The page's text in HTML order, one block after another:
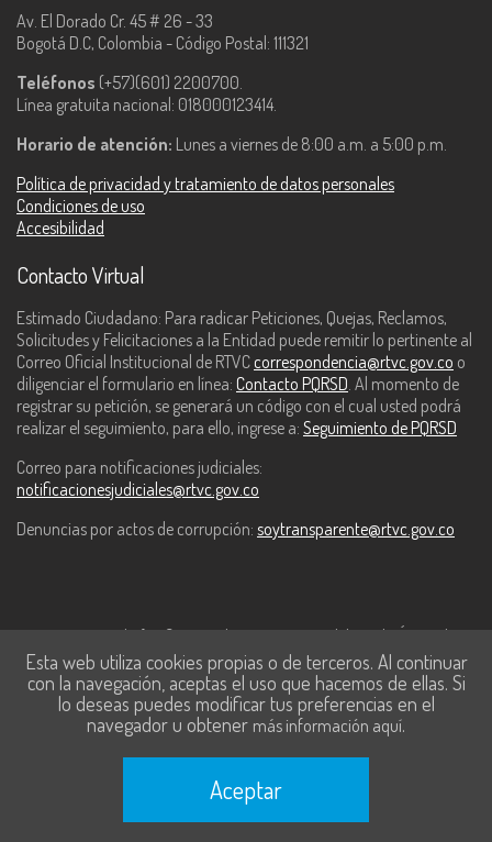
Av. El Dorado Cr. 45 # 26 - 33
Bogotá D.C, Colombia - Código Postal: 111321
Teléfonos (+57)(601) 2200700.
Línea gratuita nacional: 018000123414.
Horario de atención: Lunes a viernes de 8:00 a.m. a 5:00 p.m.
Política de privacidad y tratamiento de datos personales
Condiciones de uso
Accesibilidad
Contacto Virtual
Estimado Ciudadano: Para radicar Peticiones, Quejas, Reclamos,
Solicitudes y Felicitaciones a la Entidad puede remitir lo pertinente al
Correo Oficial Institucional de RTVC correspondencia@rtvc.gov.co o
diligenciar el formulario en línea: Contacto PQRSD. Al momento de
registrar su petición, se generará un código con el cual usted podrá
realizar el seguimiento, para ello, ingrese a: Seguimiento de PQRSD
Correo para notificaciones judiciales:
notificacionesjudiciales@rtvc.gov.co
Denuncias por actos de corrupción: soytransparente@rtvc.gov.co
Este contenido fue financiado con recursos del Fondo Único de
Tecnologías de la Información y las Comunicaciones de MinTic.
Esta web utiliza cookies propias o de terceros. Al continuar
con la navegación, aceptas el uso que hacemos de ellas. Si
lo deseas puedes modificar tus preferencias en el
navegador u obtener más información aquí.
Aceptar